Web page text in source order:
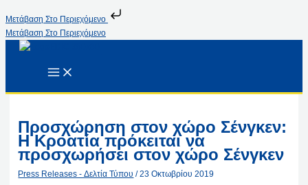
Μετάβαση Στο Περιεχόμενο
Μετάβαση Στο Περιεχόμενο
Προσχώρηση στον χώρο Σένγκεν:
Η Κροατία πρόκειται να
προσχωρήσει στον χώρο Σένγκεν
Press Releases - Δελτία Τύπου /23 Οκτωβρίου 2019